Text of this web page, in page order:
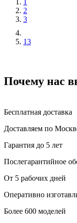
2
3
13
Почему нас
Бесплатная доставка
Доставляем по
Гарантия до 5 лет
Послегарантийное
От 5 рабочих дней
Оперативно
Более 600 моделей